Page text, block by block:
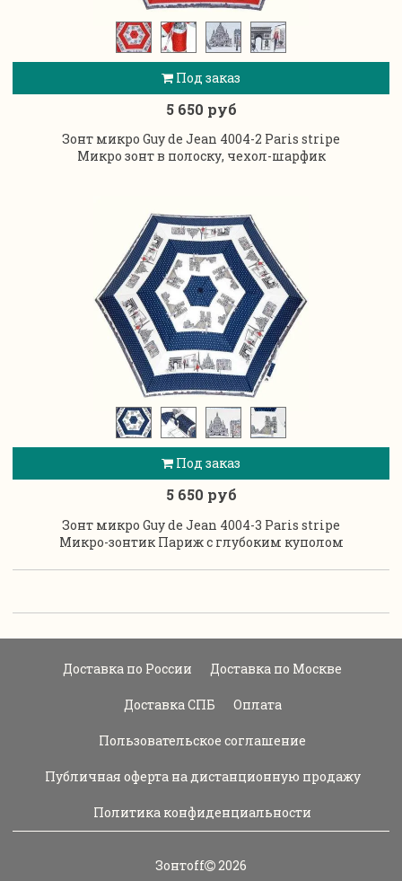
Под заказ
5 650 руб
Зонт микро Guy de Jean 4004-2 Paris stripe
Микро зонт в полоску, чехол-шарфик
Под заказ
5 650 руб
Зонт микро Guy de Jean 4004-3 Paris stripe
Микро-зонтик Париж с глубоким куполом
Доставка по России Доставка по Москве
Доставка СПБ Оплата
Пользовательское соглашение
Публичная оферта на дистанционную продажу
Политика конфиденциальности
Зонтoff 2026